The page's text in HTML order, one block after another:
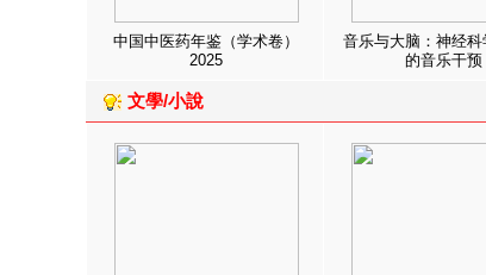
中国中医药年鉴（学术卷）
2025
音乐与大脑：神经
的音乐干预
文學/小說